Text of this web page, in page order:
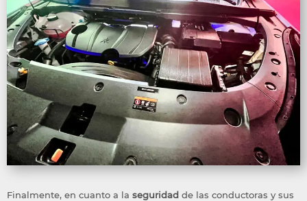
Finalmente, en cuanto a la seguridad de las conductoras y sus